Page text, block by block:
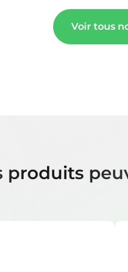
Voir tous
produits